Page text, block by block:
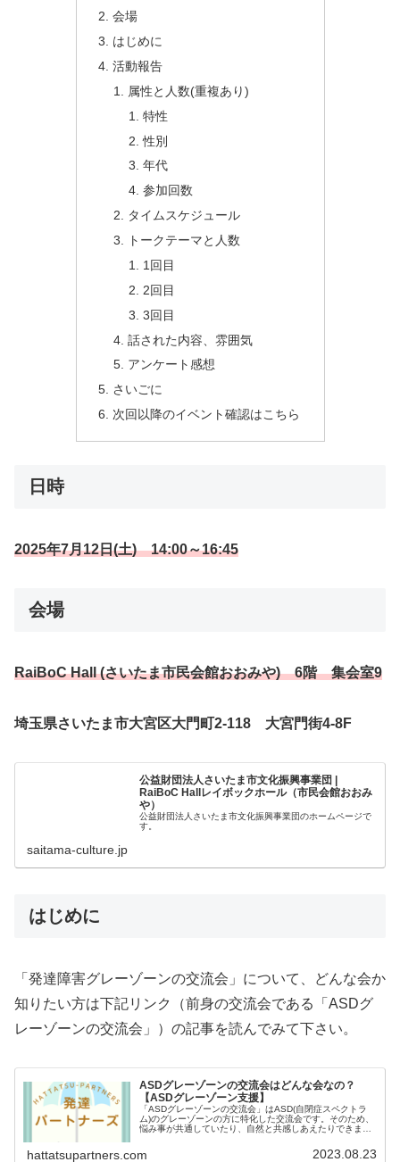
会場
はじめに
活動報告
属性と人数(重複あり)
特性
性別
年代
参加回数
タイムスケジュール
トークテーマと人数
1回目
2回目
3回目
話された内容、雰囲気
アンケート感想
さいごに
次回以降のイベント確認はこちら
日時
2025年7月12日(土) 14:00～16:45
会場
RaiBoC Hall (さいたま市民会館おおみや) 6階 集会室9
埼玉県さいたま市大宮区大門町2-118 大宮門街4-8F
公益財団法人さいたま市文化振興事業団 |
RaiBoC Hallレイボックホール（市民会館おおみ
や）
公益財団法人さいたま市文化振興事業団のホームページで
す。
saitama-culture.jp
はじめに
「発達障害グレーゾーンの交流会」について、どんな会か
知りたい方は下記リンク（前身の交流会である「ASDグ
レーゾーンの交流会」）の記事を読んでみて下さい。
ASDグレーゾーンの交流会はどんな会なの？
【ASDグレーゾーン支援】
「ASDグレーゾーンの交流会」はASD(自閉症スペクトラ
ム)のグレーゾーンの方に特化した交流会です。そのため、
悩み事が共通していたり、自然と共感しあえたりできま
hattatsupartners.com 2023.08.23